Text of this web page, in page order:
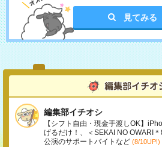
見てみる
編集部イチオシ
【シフト自由・現金手渡しOK】
げるだけ！、＜SEKAI NO OWARI
公演のサポートバイトなど (8/10UP!)